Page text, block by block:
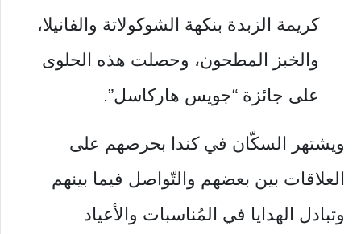
كريمة الزبدة بنكهة الشوكولاتة والفانيلا،
والخبز المطحون، وحصلت هذه الحلوى
على جائزة “جويس هاركاسل”.
ويشتهر السكّان في كندا بحرصهم على
العلاقات بين بعضهم والتّواصل فيما بينهم
وتبادل الهدايا في المُناسبات والأعياد